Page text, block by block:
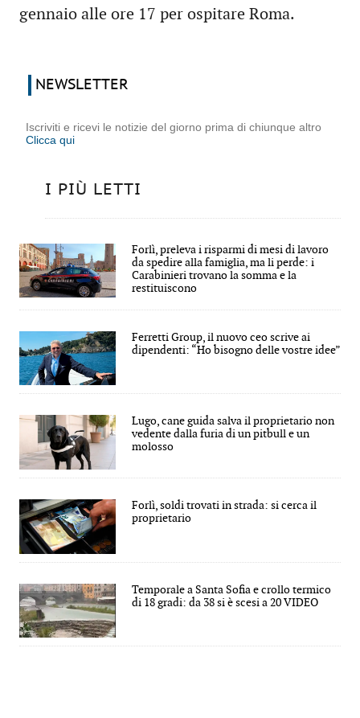
gennaio alle ore 17 per ospitare Roma.
NEWSLETTER
Iscriviti e ricevi le notizie del giorno prima di chiunque altro
Clicca qui
I PIÙ LETTI
Forlì, preleva i risparmi di mesi di lavoro
da spedire alla famiglia, ma li perde: i
Carabinieri trovano la somma e la
restituiscono
Ferretti Group, il nuovo ceo scrive ai
dipendenti: “Ho bisogno delle vostre idee”
Lugo, cane guida salva il proprietario non
vedente dalla furia di un pitbull e un
molosso
Forlì, soldi trovati in strada: si cerca il
proprietario
Temporale a Santa Sofia e crollo termico
di 18 gradi: da 38 si è scesi a 20 VIDEO